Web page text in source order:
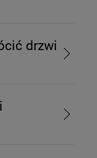
drzwi